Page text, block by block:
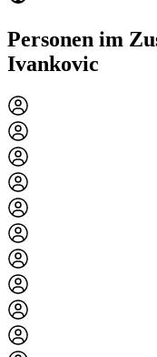
Personen im
Ivankovic